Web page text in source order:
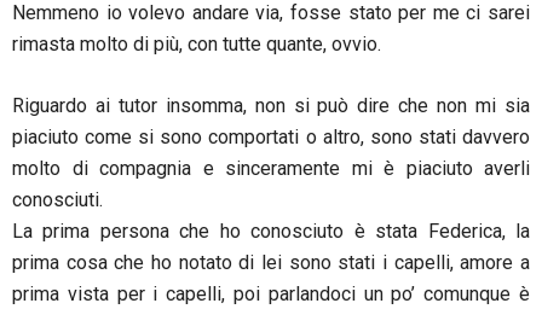
Nemmeno io volevo andare via, fosse stato per me ci sarei
rimasta molto di più, con tutte quante, ovvio.
Riguardo ai tutor insomma, non si può dire che non mi sia
piaciuto come si sono comportati o altro, sono stati davvero
molto di compagnia e sinceramente mi è piaciuto averli
conosciuti.
La prima persona che ho conosciuto è stata Federica, la
prima cosa che ho notato di lei sono stati i capelli, amore a
prima vista per i capelli, poi parlandoci un po’ comunque è